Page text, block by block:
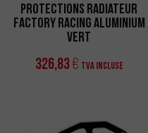
Protections Radiateur
Factory Racing Aluminium
Vert
326,83€ TVA incluse